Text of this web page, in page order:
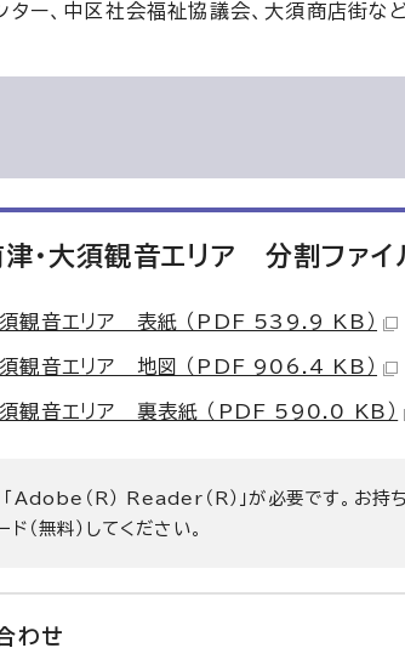
ー、中区社会福祉協議会、大須商店街な
・大須観音エリア 分割ファイ
観音エリア 表紙 （PDF 539.9 KB）
観音エリア 地図 （PDF 906.4 KB）
観音エリア 裏表紙 （PDF 590.0 KB）
Adobe（R） Reader（R）」が必要です。お持
（無料）してください。
わせ